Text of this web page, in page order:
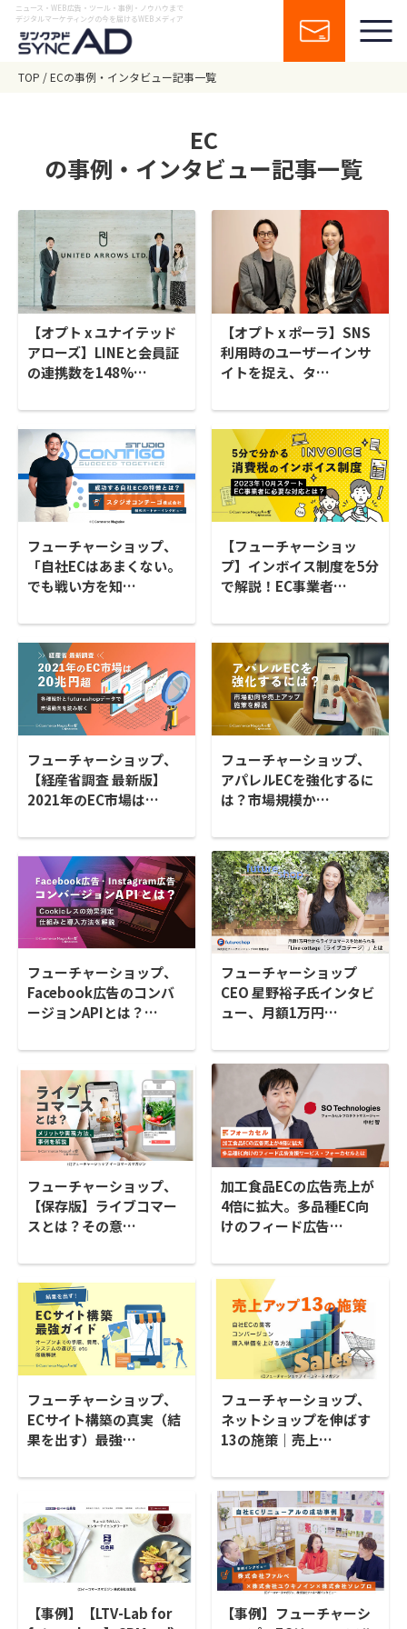
ニュース・WEB広告・ツール・事例・ノウハウまで
デジタルマーケティングの今を届けるWEBメディア
TOP ECの事例・インタビュー記事一覧
EC
の事例・インタビュー記事一覧
【オプト x ユナイテッド
アローズ】LINEと会員証
の連携数を148%…
【オプト x ポーラ】SNS
利用時のユーザーインサ
イトを捉え、タ…
フューチャーショップ、
「自社ECはあまくない。
でも戦い方を知…
【フューチャーショッ
プ】インボイス制度を5分
で解説！EC事業者…
フューチャーショップ、
【経産省調査 最新版】
2021年のEC市場は…
フューチャーショップ、
アパレルECを強化するに
は？市場規模か…
フューチャーショップ、
Facebook広告のコンバ
ージョンAPIとは？…
フューチャーショップ
CEO 星野裕子氏インタビ
ュー、月額1万円…
フューチャーショップ、
【保存版】ライブコマー
スとは？その意…
加工食品ECの広告売上が
4倍に拡大。多品種EC向
けのフィード広告…
フューチャーショップ、
ECサイト構築の真実（結
果を出す）最強…
フューチャーショップ、
ネットショップを伸ばす
13の施策｜売上…
【事例】【LTV-Lab for
【事例】フューチャーシ